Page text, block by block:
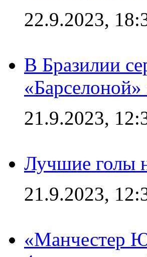
22.9.2023,
В Бразилии
21.9.2023,
Лучшие голы
21.9.2023,
«Манчестер